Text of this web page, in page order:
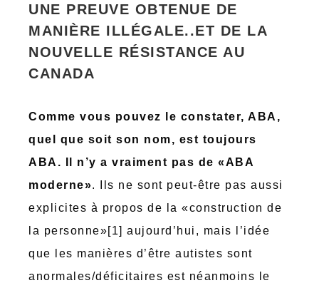
UNE PREUVE OBTENUE DE
MANIÈRE ILLÉGALE..ET DE LA
NOUVELLE RÉSISTANCE AU
CANADA
Comme vous pouvez le constater, ABA,
quel que soit son nom, est toujours
ABA. Il n’y a vraiment pas de «ABA
moderne». Ils ne sont peut-être pas aussi
explicites à propos de la «construction de
la personne»[1] aujourd’hui, mais l’idée
que les manières d’être autistes sont
anormales/déficitaires est néanmoins le